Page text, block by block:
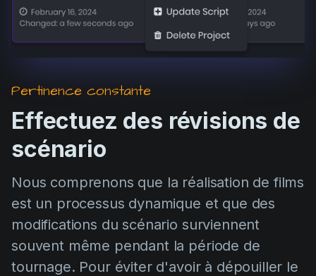
Pertinence constante
Effectuez des révisions de
scénario
Nous comprenons que la réalisation de films
est un processus dynamique et que des
modifications du scénario surviennent
souvent même pendant la période de
tournage. Pour éviter d'avoir à dépouiller le